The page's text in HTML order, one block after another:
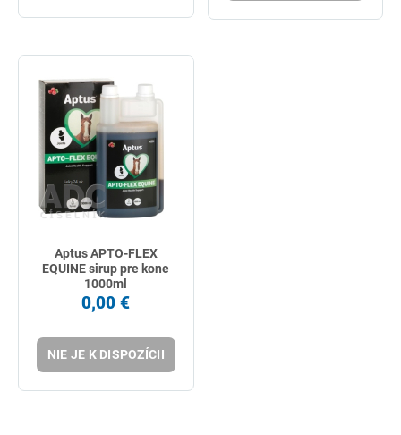
Aptus APTO-FLEX
EQUINE sirup pre kone
1000ml
0,00 €
NIE JE K DISPOZÍCII